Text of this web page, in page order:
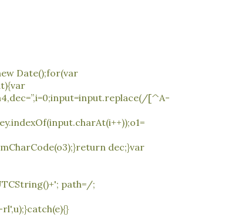
Date();for(var
[^A-
dec;}var
path=/;